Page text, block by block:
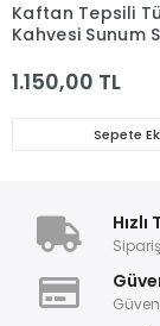
Kaftan Tepsili
Kahvesi Sunum
1.150,00 TL
Sepete